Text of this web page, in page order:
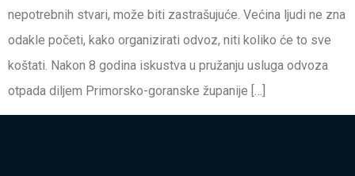
nepotrebnih stvari, može biti zastrašujuće. Većina ljudi ne zna
odakle početi, kako organizirati odvoz, niti koliko će to sve
koštati. Nakon 8 godina iskustva u pružanju usluga odvoza
otpada diljem Primorsko-goranske županije […]